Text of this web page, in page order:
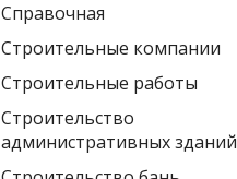
Справочная
Строительные компании
Строительные работы
Строительство
административных зданий